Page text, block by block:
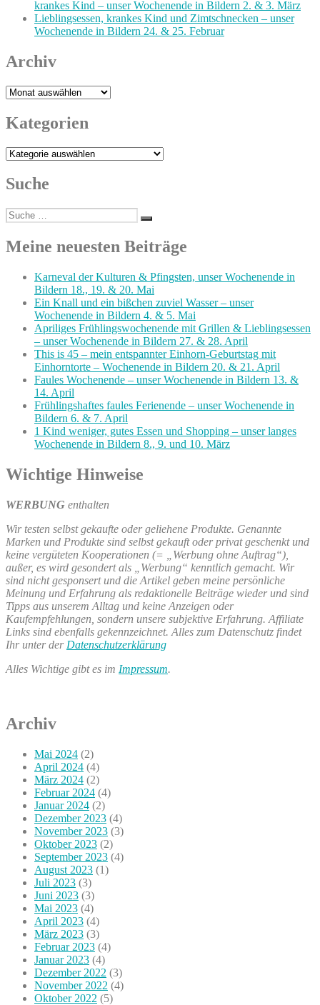
krankes Kind – unser Wochenende in Bildern 2. & 3. März
Lieblingsessen, krankes Kind und Zimtschnecken – unser
Wochenende in Bildern 24. & 25. Februar
Archiv
Archiv
Kategorien
Kategorien
Suche
Suche
nach:
Suchen
Meine neuesten Beiträge
Karneval der Kulturen & Pfingsten, unser Wochenende in
Bildern 18., 19. & 20. Mai
Ein Knall und ein bißchen zuviel Wasser – unser
Wochenende in Bildern 4. & 5. Mai
Apriliges Frühlingswochenende mit Grillen & Lieblingsessen
– unser Wochenende in Bildern 27. & 28. April
This is 45 – mein entspannter Einhorn-Geburtstag mit
Einhorntorte – Wochenende in Bildern 20. & 21. April
Faules Wochenende – unser Wochenende in Bildern 13. &
14. April
Frühlingshaftes faules Ferienende – unser Wochenende in
Bildern 6. & 7. April
1 Kind weniger, gutes Essen und Shopping – unser langes
Wochenende in Bildern 8., 9. und 10. März
Wichtige Hinweise
WERBUNG enthalten
Wir testen selbst gekaufte oder geliehene Produkte. Genannte
Marken und Produkte sind selbst gekauft oder privat geschenkt und
keine vergüteten Kooperationen (= „Werbung ohne Auftrag“),
außer, es wird gesondert als „Werbung“ kenntlich gemacht. Wir
sind nicht gesponsert und die Artikel geben meine persönliche
Meinung und Erfahrung als redaktionelle Beiträge wieder und sind
Tipps aus unserem Alltag und keine Anzeigen oder
Kaufempfehlungen, sondern unsere subjektive Erfahrung. Affiliate
Links sind ebenfalls gekennzeichnet. Alles zum Datenschutz findet
Ihr unter der Datenschutzerklärung
Alles Wichtige gibt es im Impressum.
Archiv
Mai 2024 (2)
April 2024 (4)
März 2024 (2)
Februar 2024 (4)
Januar 2024 (2)
Dezember 2023 (4)
November 2023 (3)
Oktober 2023 (2)
September 2023 (4)
August 2023 (1)
Juli 2023 (3)
Juni 2023 (3)
Mai 2023 (4)
April 2023 (4)
März 2023 (3)
Februar 2023 (4)
Januar 2023 (4)
Dezember 2022 (3)
November 2022 (4)
Oktober 2022 (5)